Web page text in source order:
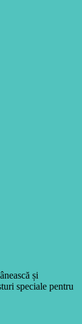
și
speciale pentru